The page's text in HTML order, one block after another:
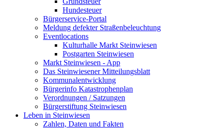
Hundesteuer
Bürgerservice-Portal
Meldung defekter Straßenbeleuchtung
Eventlocations
Kulturhalle Markt Steinwiesen
Postgarten Steinwiesen
Markt Steinwiesen - App
Das Steinwiesener Mitteilungsblatt
Kommunalentwicklung
Bürgerinfo Katastrophenplan
Verordnungen / Satzungen
Bürgerstiftung Steinwiesen
Leben in Steinwiesen
Zahlen, Daten und Fakten